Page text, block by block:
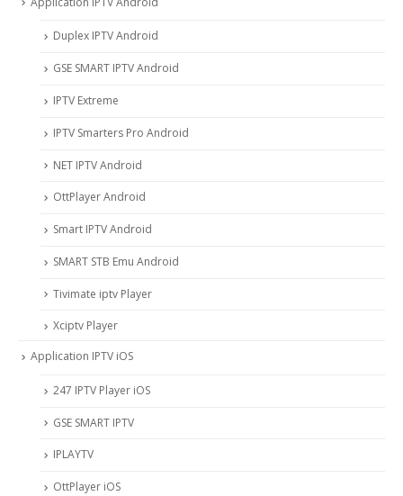
Duplex IPTV Android
GSE SMART IPTV Android
IPTV Extreme
IPTV Smarters Pro Android
NET IPTV Android
OttPlayer Android
Smart IPTV Android
SMART STB Emu Android
Tivimate iptv Player
Xciptv Player
Application IPTV iOS
247 IPTV Player iOS
‎GSE SMART IPTV
IPLAYTV
OttPlayer iOS